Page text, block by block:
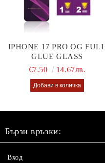
IPHONE 17 PRO OG FULL
GLUE GLASS
€7.50
14.67лв.
Бързи връзки:
Вход